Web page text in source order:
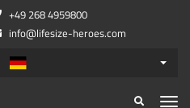
+49 268 4959800
info@lifesize-heroes.com